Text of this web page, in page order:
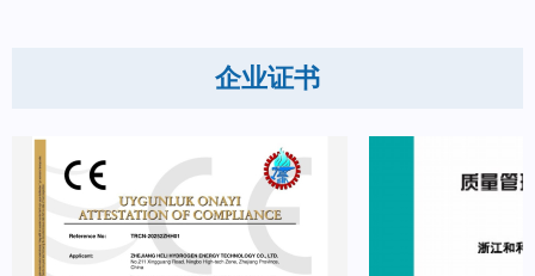
企业证书